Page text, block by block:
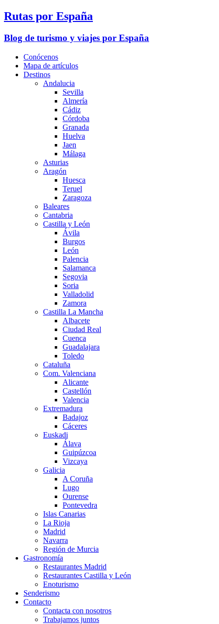
Rutas por España
Blog de turismo y viajes por España
Conócenos
Mapa de artículos
Destinos
Andalucia
Sevilla
Almería
Cádiz
Córdoba
Granada
Huelva
Jaen
Málaga
Asturias
Aragón
Huesca
Teruel
Zaragoza
Baleares
Cantabria
Castilla y León
Ávila
Burgos
León
Palencia
Salamanca
Segovia
Soria
Valladolid
Zamora
Castilla La Mancha
Albacete
Ciudad Real
Cuenca
Guadalajara
Toledo
Cataluña
Com. Valenciana
Alicante
Castellón
Valencia
Extremadura
Badajoz
Cáceres
Euskadi
Álava
Guipúzcoa
Vizcaya
Galicia
A Coruña
Lugo
Ourense
Pontevedra
Islas Canarias
La Rioja
Madrid
Navarra
Región de Murcia
Gastronomía
Restaurantes Madrid
Restaurantes Castilla y León
Enoturismo
Senderismo
Contacto
Contacta con nosotros
Trabajamos juntos